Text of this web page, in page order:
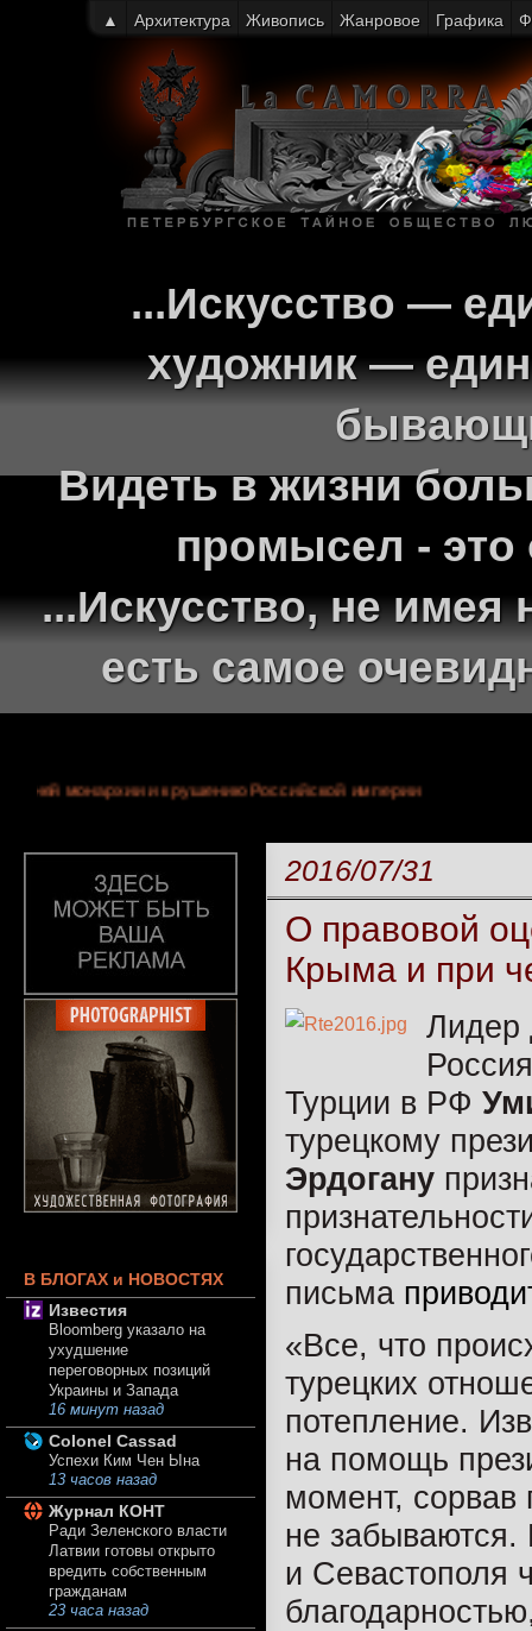
...Искусство —
художник —
Видеть в жизни
промысел - это
...Искусство, не
есть самое
летней монархии и крушению Российской империи
2016/07/31
О правовой
Крыма и при
Лидер
Турции в РФ
турецкому
Эрдогану
письма
«Все, что
турецких
потепление.
на помощь
момент, сорвав
не
и Севастополя
В БЛОГАХ и НОВОСТЯХ
Известия
Bloomberg указало на
ухудшение
переговорных позиций
Украины и Запада
16 минут назад
Colonel Cassad
Успехи Ким Чен Ына
13 часов назад
Журнал КОНТ
Ради Зеленского власти
Латвии готовы открыто
вредить собственным
гражданам
23 часа назад
▲ Архитектура Живопись Жанровое Графика